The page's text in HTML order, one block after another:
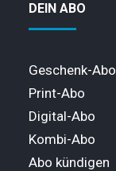
DEIN ABO
Geschenk-Abo
Print-Abo
Digital-Abo
Kombi-Abo
Abo kündigen